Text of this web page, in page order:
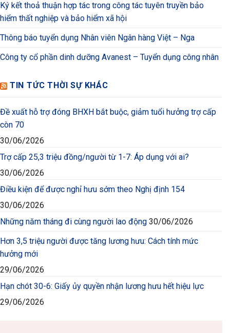
Ký kết thoả thuận hợp tác trong công tác tuyên truyền bảo
hiểm thất nghiệp và bảo hiểm xã hội
Thông báo tuyển dụng Nhân viên Ngân hàng Việt – Nga
Công ty cổ phần dinh dưỡng Avanest – Tuyển dụng công nhân
TIN TỨC THỜI SỰ KHÁC
Đề xuất hỗ trợ đóng BHXH bắt buộc, giảm tuổi hưởng trợ cấp
còn 70
30/06/2026
Trợ cấp 25,3 triệu đồng/người từ 1-7: Áp dụng với ai?
30/06/2026
Điều kiện để được nghỉ hưu sớm theo Nghị định 154
30/06/2026
Những năm tháng đi cùng người lao động 30/06/2026
Hơn 3,5 triệu người được tăng lương hưu: Cách tính mức
hưởng mới
29/06/2026
Hạn chót 30-6: Giấy ủy quyền nhận lương hưu hết hiệu lực
29/06/2026